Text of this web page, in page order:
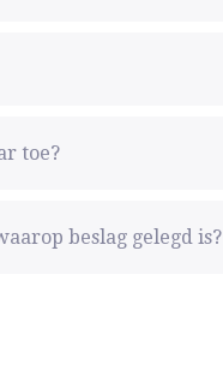
toe?
beslag gelegd is?